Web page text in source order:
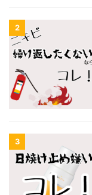
2
3